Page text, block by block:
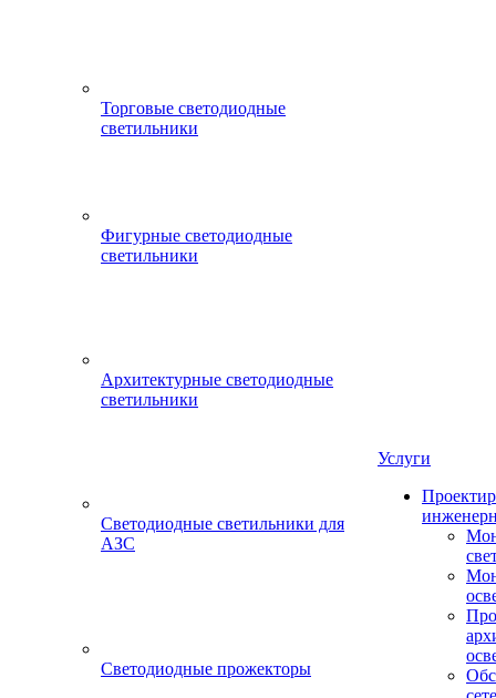
Торговые светодиодные
светильники
Фигурные светодиодные
светильники
Архитектурные светодиодные
светильники
Светодиодные светильники для
АЗС
Светодиодные прожекторы
Услуги